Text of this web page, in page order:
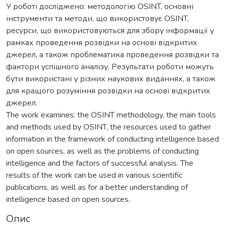
У роботі досліджено: методологію OSINT, основні
інструменти та методи, що використовує OSINT,
ресурси, що використовуються для збору інформації у
рамках проведення розвідки на основі відкритих
джерел, а також проблематика проведення розвідки та
фактори успішного аналізу. Результати роботи можуть
бути використані у різних наукових виданнях, а також
для кращого розуміння розвідки на основі відкритих
джерел.
The work examines: the OSINT methodology, the main tools
and methods used by OSINT, the resources used to gather
information in the framework of conducting intelligence based
on open sources, as well as the problems of conducting
intelligence and the factors of successful analysis. The
results of the work can be used in various scientific
publications, as well as for a better understanding of
intelligence based on open sources.
Опис